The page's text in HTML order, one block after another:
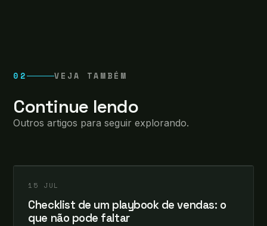
02 VEJA TAMBÉM
Continue lendo
Outros artigos para seguir explorando.
INSIGHTS
15 JUL
Checklist de um playbook de vendas: o
que não pode faltar